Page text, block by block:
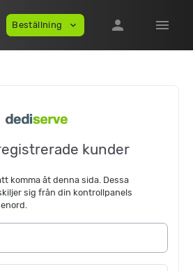
Beställning expand_more person menu
kunder
komma åt denna sida. Dessa
sig från din kontrollpanels